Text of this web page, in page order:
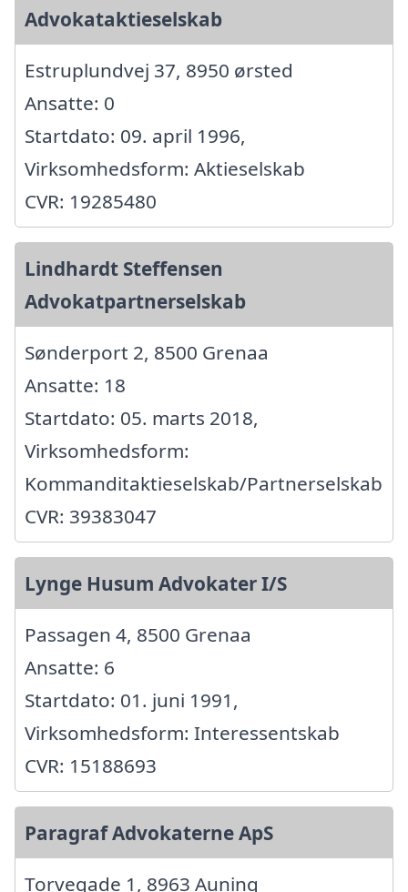
Advokataktieselskab
Estruplundvej 37, 8950 ørsted
Ansatte: 0
Startdato: 09. april 1996,
Virksomhedsform: Aktieselskab
CVR: 19285480
Lindhardt Steffensen
Advokatpartnerselskab
Sønderport 2, 8500 Grenaa
Ansatte: 18
Startdato: 05. marts 2018,
Virksomhedsform:
Kommanditaktieselskab/Partnerselskab
CVR: 39383047
Lynge Husum Advokater I/S
Passagen 4, 8500 Grenaa
Ansatte: 6
Startdato: 01. juni 1991,
Virksomhedsform: Interessentskab
CVR: 15188693
Paragraf Advokaterne ApS
Torvegade 1, 8963 Auning